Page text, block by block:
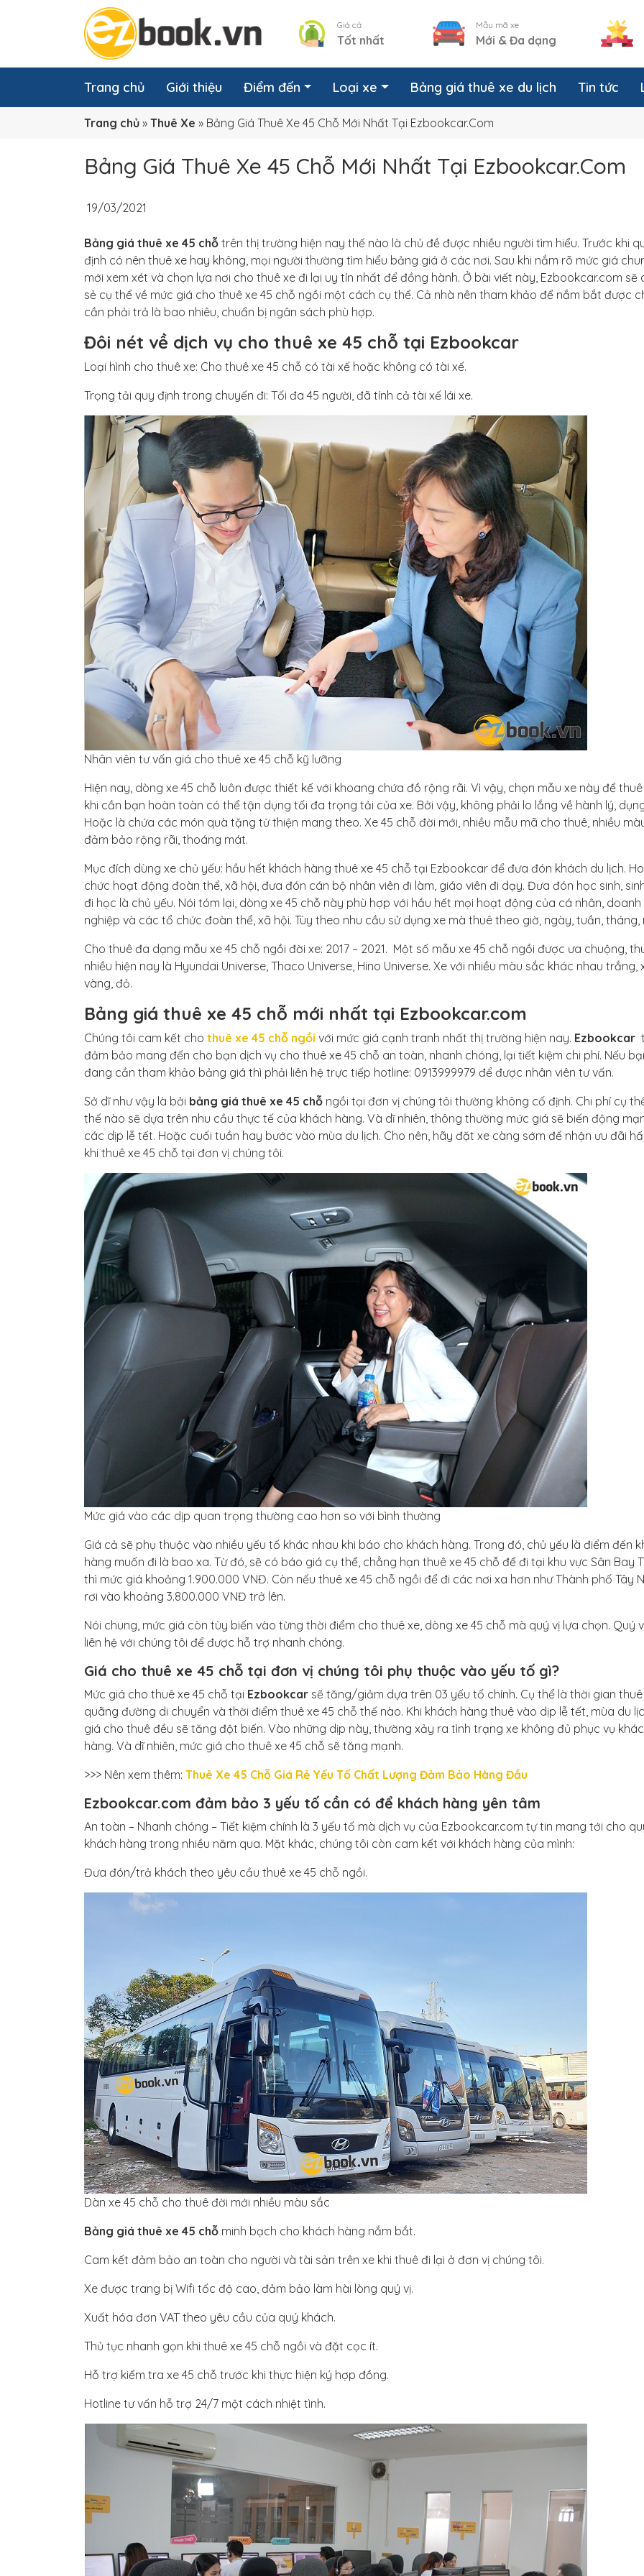
Giá cả
Tốt nhất
Mẫu mã xe
Mới & Đa dạng
Trang chủ Giới thiệu Điểm đến Loại xe Bảng giá thuê xe du lịch Tin tức
Trang chủ » Thuê Xe » Bảng Giá Thuê Xe 45 Chỗ Mới Nhất Tại Ezbookcar.Com
Bảng Giá Thuê Xe 45 Chỗ Mới Nhất Tại Ezbookcar.Com
19/03/2021
Bảng giá thuê xe 45 chỗ trên thị trường hiện nay thế nào là chủ đề được nhiều người tìm hiểu. Trước khi
định có nên thuê xe hay không, mọi người thường tìm hiểu bảng giá ở các nơi. Sau khi nắm rõ mức giá
mới xem xét và chọn lựa nơi cho thuê xe đi lại uy tín nhất để đồng hành. Ở bài viết này, Ezbookcar.com sẽ
sẻ cụ thể về mức giá cho thuê xe 45 chỗ ngồi một cách cụ thể. Cả nhà nên tham khảo để nắm bắt được
cần phải trả là bao nhiêu, chuẩn bị ngân sách phù hợp.
Đôi nét về dịch vụ cho thuê xe 45 chỗ tại Ezbookcar
Loại hình cho thuê xe: Cho thuê xe 45 chỗ có tài xế hoặc không có tài xế.
Trọng tải quy định trong chuyến đi: Tối đa 45 người, đã tính cả tài xế lái xe.
Nhân viên tư vấn giá cho thuê xe 45 chỗ kỹ lưỡng
Hiện nay, dòng xe 45 chỗ luôn được thiết kế với khoang chứa đồ rộng rãi. Vì vậy, chọn mẫu xe này để thuê
khi cần bạn hoàn toàn có thể tận dụng tối đa trọng tải của xe. Bởi vậy, không phải lo lắng về hành lý,
Hoặc là chứa các món quà tặng từ thiện mang theo. Xe 45 chỗ đời mới, nhiều mẫu mã cho thuê, nhiều
đảm bảo rộng rãi, thoáng mát.
Mục đích dùng xe chủ yếu: hầu hết khách hàng thuê xe 45 chỗ tại Ezbookcar để đưa đón khách du lịch.
chức hoạt động đoàn thể, xã hội, đưa đón cán bộ nhân viên đi làm, giáo viên đi dạy. Đưa đón học sinh,
đi học là chủ yếu. Nói tóm lại, dòng xe 45 chỗ này phù hợp với hầu hết mọi hoạt động của cá nhân, doanh
nghiệp và các tổ chức đoàn thể, xã hội. Tùy theo nhu cầu sử dụng xe mà thuê theo giờ, ngày, tuần, tháng,
Cho thuê đa dạng mẫu xe 45 chỗ ngồi đời xe: 2017 – 2021. Một số mẫu xe 45 chỗ ngồi được ưa chuộng,
nhiều hiện nay là Hyundai Universe, Thaco Universe, Hino Universe. Xe với nhiều màu sắc khác nhau trắng,
vàng, đỏ.
Bảng giá thuê xe 45 chỗ mới nhất tại Ezbookcar.com
Chúng tôi cam kết cho thuê xe 45 chỗ ngồi với mức giá cạnh tranh nhất thị trường hiện nay. Ezbookcar
đảm bảo mang đến cho bạn dịch vụ cho thuê xe 45 chỗ an toàn, nhanh chóng, lại tiết kiệm chi phí. Nếu
đang cần tham khảo bảng giá thì phải liên hệ trực tiếp hotline: 0913999979 để được nhân viên tư vấn.
Sở dĩ như vậy là bởi bảng giá thuê xe 45 chỗ ngồi tại đơn vị chúng tôi thường không cố định. Chi phí cụ
thế nào sẽ dựa trên nhu cầu thực tế của khách hàng. Và dĩ nhiên, thông thường mức giá sẽ biến động
các dịp lễ tết. Hoặc cuối tuần hay bước vào mùa du lịch. Cho nên, hãy đặt xe càng sớm để nhận ưu đãi
khi thuê xe 45 chỗ tại đơn vị chúng tôi.
Mức giá vào các dịp quan trọng thường cao hơn so với bình thường
Giá cả sẽ phụ thuộc vào nhiều yếu tố khác nhau khi báo cho khách hàng. Trong đó, chủ yếu là điểm đến
hàng muốn đi là bao xa. Từ đó, sẽ có báo giá cụ thể, chẳng hạn thuê xe 45 chỗ để đi tại khu vực Sân Bay
thì mức giá khoảng 1.900.000 VNĐ. Còn nếu thuê xe 45 chỗ ngồi để đi các nơi xa hơn như Thành phố Tây
rơi vào khoảng 3.800.000 VNĐ trở lên.
Nói chung, mức giá còn tùy biến vào từng thời điểm cho thuê xe, dòng xe 45 chỗ mà quý vị lựa chọn. Quý
liên hệ với chúng tôi để được hỗ trợ nhanh chóng.
Giá cho thuê xe 45 chỗ tại đơn vị chúng tôi phụ thuộc vào yếu tố gì?
Mức giá cho thuê xe 45 chỗ tại Ezbookcar sẽ tăng/giảm dựa trên 03 yếu tố chính. Cụ thể là thời gian thuê
quãng đường di chuyển và thời điểm thuê xe 45 chỗ thế nào. Khi khách hàng thuê vào dịp lễ tết, mùa du
giá cho thuê đều sẽ tăng đột biến. Vào những dịp này, thường xảy ra tình trạng xe không đủ phục vụ
hàng. Và dĩ nhiên, mức giá cho thuê xe 45 chỗ sẽ tăng mạnh.
>>> Nên xem thêm: Thuê Xe 45 Chỗ Giá Rẻ Yếu Tố Chất Lượng Đảm Bảo Hàng Đầu
Ezbookcar.com đảm bảo 3 yếu tố cần có để khách hàng yên tâm
An toàn – Nhanh chóng – Tiết kiệm chính là 3 yếu tố mà dịch vụ của Ezbookcar.com tự tin mang tới cho
khách hàng trong nhiều năm qua. Mặt khác, chúng tôi còn cam kết với khách hàng của mình:
Đưa đón/trả khách theo yêu cầu thuê xe 45 chỗ ngồi.
Dàn xe 45 chỗ cho thuê đời mới nhiều màu sắc
Bảng giá thuê xe 45 chỗ minh bạch cho khách hàng nắm bắt.
Cam kết đảm bảo an toàn cho người và tài sản trên xe khi thuê đi lại ở đơn vị chúng tôi.
Xe được trang bị Wifi tốc độ cao, đảm bảo làm hài lòng quý vị.
Xuất hóa đơn VAT theo yêu cầu của quý khách.
Thủ tục nhanh gọn khi thuê xe 45 chỗ ngồi và đặt cọc ít.
Hỗ trợ kiểm tra xe 45 chỗ trước khi thực hiện ký hợp đồng.
Hotline tư vấn hỗ trợ 24/7 một cách nhiệt tình.